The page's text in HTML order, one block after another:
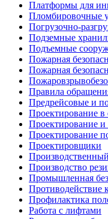
Платформы для
Пломбировочные
Погрузочно-
Подземные
Подъемные
Пожарная
Пожарная
Правила
Предрейсовые и
Проектирование в
Проектирование
Проектирование
Проектировщики
Производство
Промышленная
Противодействие
Профилактика
Работа с лифтами